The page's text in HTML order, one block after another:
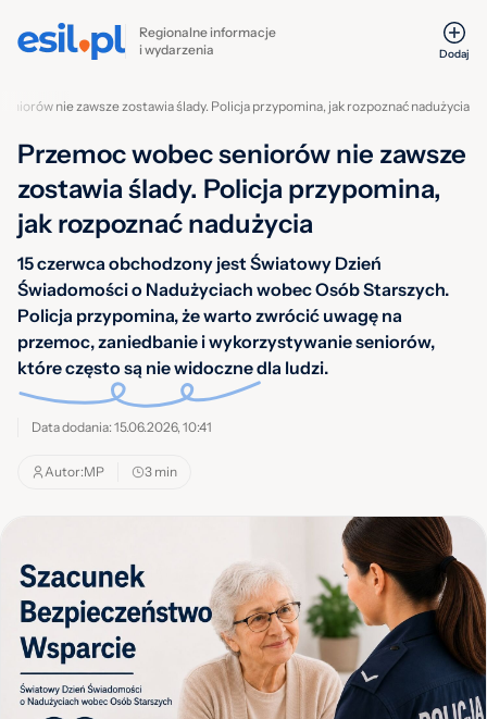
Regionalne informacje
i wydarzenia
Dodaj
nie zawsze zostawia ślady. Policja przypomina, jak rozpoznać nadużycia
Przemoc wobec seniorów nie zawsze
zostawia ślady. Policja przypomina,
jak rozpoznać nadużycia
15 czerwca obchodzony jest Światowy Dzień
Świadomości o Nadużyciach wobec Osób Starszych.
Policja przypomina, że warto zwrócić uwagę na
przemoc, zaniedbanie i wykorzystywanie seniorów,
które często są nie widoczne dla ludzi.
Data dodania: 15.06.2026, 10:41
Autor:MP 3 min